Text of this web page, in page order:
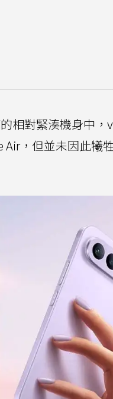
相對緊湊機身中
，但並未因此犧